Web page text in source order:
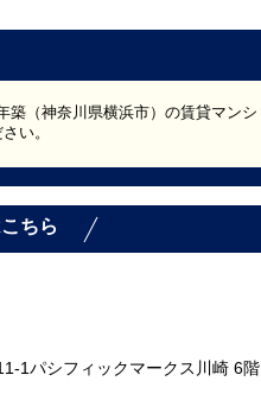
築（神奈川県横浜市）の賃貸マンシ
い。
ちら
1パシフィックマークス川崎 6階